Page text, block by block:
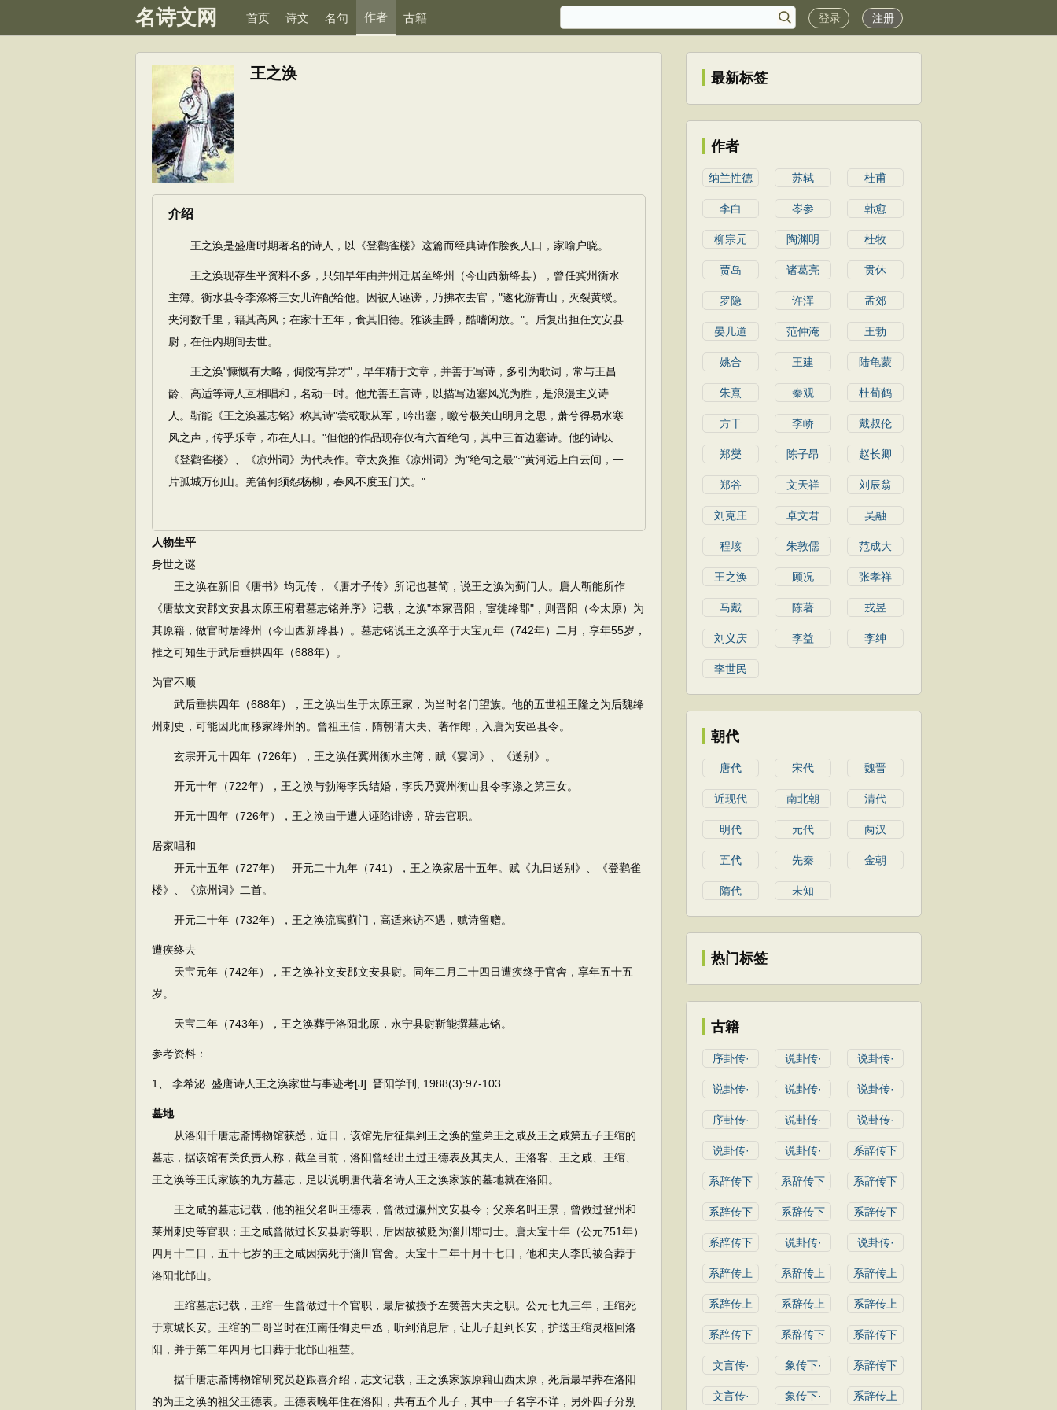
名诗文网 首页 诗文 名句 作者 古籍 登录 注册
王之涣
介绍
王之涣是盛唐时期著名的诗人，以《登鹳雀楼》这篇而经典诗作脍炙人口，家喻户晓。
王之涣现存生平资料不多，只知早年由并州迁居至绛州（今山西新绛县），曾任冀州衡水
主簿。衡水县令李涤将三女儿许配给他。因被人诬谤，乃拂衣去官，"遂化游青山，灭裂黄绶。
夹河数千里，籍其高风；在家十五年，食其旧德。雅谈圭爵，酷嗜闲放。"。后复出担任文安县
尉，在任内期间去世。
王之涣"慷慨有大略，倜傥有异才"，早年精于文章，并善于写诗，多引为歌词，常与王昌
龄、高适等诗人互相唱和，名动一时。他尤善五言诗，以描写边塞风光为胜，是浪漫主义诗
人。靳能《王之涣墓志铭》称其诗"尝或歌从军，吟出塞，曒兮极关山明月之思，萧兮得易水寒
风之声，传乎乐章，布在人口。"但他的作品现存仅有六首绝句，其中三首边塞诗。他的诗以
《登鹳雀楼》、《凉州词》为代表作。章太炎推《凉州词》为"绝句之最":"黄河远上白云间，一
片孤城万仞山。羌笛何须怨杨柳，春风不度玉门关。"
人物生平
身世之谜
王之涣在新旧《唐书》均无传，《唐才子传》所记也甚简，说王之涣为蓟门人。唐人靳能所作
《唐故文安郡文安县太原王府君墓志铭并序》记载，之涣"本家晋阳，宦徙绛郡"，则晋阳（今太原）为
其原籍，做官时居绛州（今山西新绛县）。墓志铭说王之涣卒于天宝元年（742年）二月，享年55岁，
推之可知生于武后垂拱四年（688年）。
为官不顺
武后垂拱四年（688年），王之涣出生于太原王家，为当时名门望族。他的五世祖王隆之为后魏绛
州刺史，可能因此而移家绛州的。曾祖王信，隋朝请大夫、著作郎，入唐为安邑县令。
玄宗开元十四年（726年），王之涣任冀州衡水主簿，赋《宴词》、《送别》。
开元十年（722年），王之涣与勃海李氏结婚，李氏乃冀州衡山县令李涤之第三女。
开元十四年（726年），王之涣由于遭人诬陷诽谤，辞去官职。
居家唱和
开元十五年（727年）—开元二十九年（741），王之涣家居十五年。赋《九日送别》、《登鹳雀
楼》、《凉州词》二首。
开元二十年（732年），王之涣流寓蓟门，高适来访不遇，赋诗留赠。
遭疾终去
天宝元年（742年），王之涣补文安郡文安县尉。同年二月二十四日遭疾终于官舍，享年五十五
岁。
天宝二年（743年），王之涣葬于洛阳北原，永宁县尉靳能撰墓志铭。
参考资料：
1、 李希泌. 盛唐诗人王之涣家世与事迹考[J]. 晋阳学刊, 1988(3):97-103
墓地
从洛阳千唐志斋博物馆获悉，近日，该馆先后征集到王之涣的堂弟王之咸及王之咸第五子王绾的
墓志，据该馆有关负责人称，截至目前，洛阳曾经出土过王德表及其夫人、王洛客、王之咸、王绾、
王之涣等王氏家族的九方墓志，足以说明唐代著名诗人王之涣家族的墓地就在洛阳。
王之咸的墓志记载，他的祖父名叫王德表，曾做过瀛州文安县令；父亲名叫王景，曾做过登州和
莱州刺史等官职；王之咸曾做过长安县尉等职，后因故被贬为淄川郡司士。唐天宝十年（公元751年）
四月十二日，五十七岁的王之咸因病死于淄川官舍。天宝十二年十月十七日，他和夫人李氏被合葬于
洛阳北邙山。
王绾墓志记载，王绾一生曾做过十个官职，最后被授予左赞善大夫之职。公元七九三年，王绾死
于京城长安。王绾的二哥当时在江南任御史中丞，听到消息后，让儿子赶到长安，护送王绾灵柩回洛
阳，并于第二年四月七日葬于北邙山祖茔。
据千唐志斋博物馆研究员赵跟喜介绍，志文记载，王之涣家族原籍山西太原，死后最早葬在洛阳
的为王之涣的祖父王德表。王德表晚年住在洛阳，共有五个儿子，其中一子名字不详，另外四子分别
最新标签
作者
纳兰性德 苏轼 杜甫
李白 岑参 韩愈
柳宗元 陶渊明 杜牧
贾岛 诸葛亮 贯休
罗隐 许浑 孟郊
晏几道 范仲淹 王勃
姚合 王建 陆龟蒙
朱熹 秦观 杜荀鹤
方干 李峤 戴叔伦
郑燮 陈子昂 赵长卿
郑谷 文天祥 刘辰翁
刘克庄 卓文君 吴融
程垓 朱敦儒 范成大
王之涣 顾况 张孝祥
马戴 陈著 戎昱
刘义庆 李益 李绅
李世民
朝代
唐代 宋代 魏晋
近现代 南北朝 清代
明代 元代 两汉
五代 先秦 金朝
隋代 未知
热门标签
古籍
序卦传· 说卦传· 说卦传·
说卦传· 说卦传· 说卦传·
序卦传· 说卦传· 说卦传·
说卦传· 说卦传· 系辞传下
系辞传下 系辞传下 系辞传下
系辞传下 系辞传下 系辞传下
系辞传下 说卦传· 说卦传·
系辞传上 系辞传上 系辞传上
系辞传上 系辞传上 系辞传上
系辞传下 系辞传下 系辞传下
文言传· 象传下· 系辞传下
文言传· 象传下· 系辞传上